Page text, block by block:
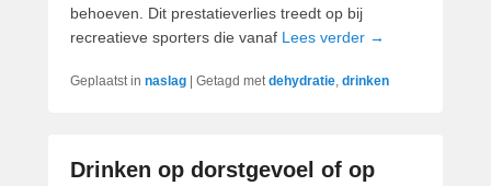
behoeven. Dit prestatieverlies treedt op bij
recreatieve sporters die vanaf Lees verder →
Geplaatst in naslag Getagd met dehydratie, drinken
Drinken op dorstgevoel of op